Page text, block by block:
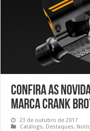
Confira as
marca Crank
23 de outubro de 2017
Catálogo, Destaques,